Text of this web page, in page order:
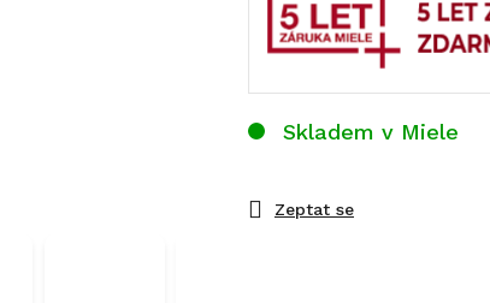
Zeptat se
Skladem v Miele